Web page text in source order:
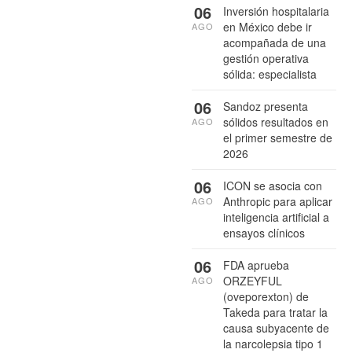
Inversión hospitalaria
en México debe ir
acompañada de una
gestión operativa
sólida: especialista
06
AGO
Sandoz presenta
sólidos resultados en
el primer semestre de
2026
06
AGO
ICON se asocia con
Anthropic para aplicar
inteligencia artificial a
ensayos clínicos
06
AGO
FDA aprueba
ORZEYFUL
(oveporexton) de
Takeda para tratar la
causa subyacente de
la narcolepsia tipo 1
06
AGO